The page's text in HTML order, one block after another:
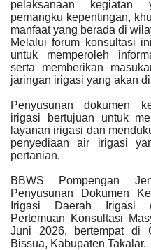
pelaksanaan kegiatan
pemangku kepentingan,
manfaat yang berada di
Melalui forum konsultasi
untuk memperoleh
serta memberikan
jaringan irigasi yang akan
Penyusunan dokumen
irigasi bertujuan untuk
layanan irigasi dan
penyediaan air irigasi
pertanian.
BBWS Pompengan
Penyusunan Dokumen
Irigasi Daerah Irigasi
Pertemuan Konsultasi
Juni 2026, bertempat di
Bissua, Kabupaten Takalar.